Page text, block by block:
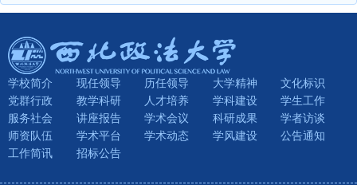
学校简介 现任领导 历任领导 大学精神
文化标识
党群行政
教学科研 人才培养 学科建设
学生工作
服务社会
讲座报告 学术会议 科研成果
学者访谈
师资队伍
学术平台 学术动态 学风建设
公告通知
工作简讯
招标公告